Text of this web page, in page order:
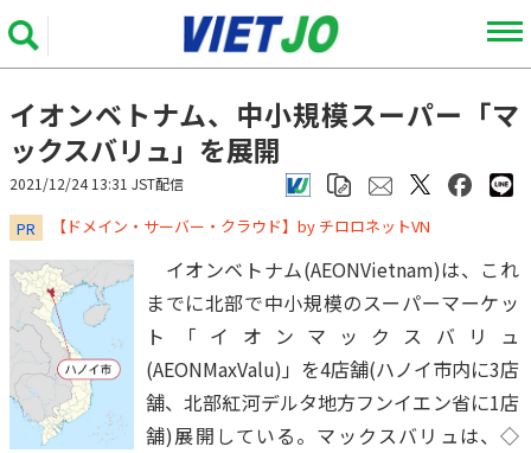
イオンベトナム、中小規模スーパー「マ
ックスバリュ」を展開
2021/12/24 13:31 JST配信
PR ​​​​​​​【ドメイン・サーバー・クラウド】by チロロネットVN
イオンベトナム(AEONVietnam)は、これ
までに北部で中小規模のスーパーマーケッ
ト「イオンマックスバリュ
(AEONMaxValu)」を4店舗(ハノイ市内に3店
舗、北部紅河デルタ地方フンイエン省に1店
舗)展開している。マックスバリュは、◇